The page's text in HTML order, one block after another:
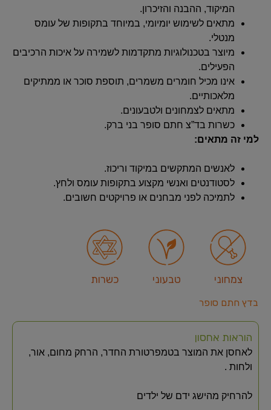
המיקוד, ההבנה והזיכרון.
מתאים לשימוש יומיומי, במיוחד בתקופות של עומס
מנטלי.
מיוצר בטכנולוגיות מתקדמות לשמירה על איכות הרכיבים
הפעילים.
אינו מכיל חומרים משמרים, תוספת סוכר או ממתיקים
מלאכותיים.
מתאים לצמחונים ולטבעונים.
כשרות בד”צ חתם סופר בני ברק.
למי זה מתאים:
לאנשים המתקשים במיקוד וריכוז.
לסטודנטים ואנשי מקצוע בתקופות עומס ולחץ.
לתמיכה לפני מבחנים או פרויקטים חשובים.
צמחוני טבעוני כשרות
בדץ חתם סופר
הוראות אחסון
לאחסן את המוצר בטמפרטורת החדר, הרחק מחום, אור,
ולחות .
להרחיק מהישג ידם של ילדים